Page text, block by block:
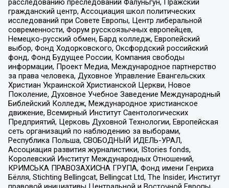
расследованию преследований Фалуньгун, Пражский
гражданский центр, Ассоциация школ политических
исследований при Совете Европы, Центр либеральной
современности, Форум русскоязычных европейцев,
Немецко-русский обмен, Бард колледж, Европейский
выбор, Фонд Ходорковского, Оксфордский российский
фонд, Фонд Будущее России, Компания свободы
информации, Проект Медиа, Международное партнерство
за права человека, Духовное Управление Евангельских
Христиан Украинской Христианской Церкви, Новое
Поколение, Духовное Учебное Заведение Международный
Библейский Колледж, Международное христианское
движение, Всемирный Институт Саентологических
Предприятий, Церковь Духовной Технологии, Европейская
сеть организаций по наблюдению за выборами,
Республика Польша, СВОБОДНЫЙ ИДЕЛЬ-УРАЛ,
Ассоциация развития журналистики, IStories fonds,
Королевский Институт Международных Отношений,
КРИМСЬКА ПРАВОЗАХИСНА ГРУПА, Фонд имени Генриха
Бёлля, Stichting Bellingcat, Bellingcat Ltd, The Insider, Институт